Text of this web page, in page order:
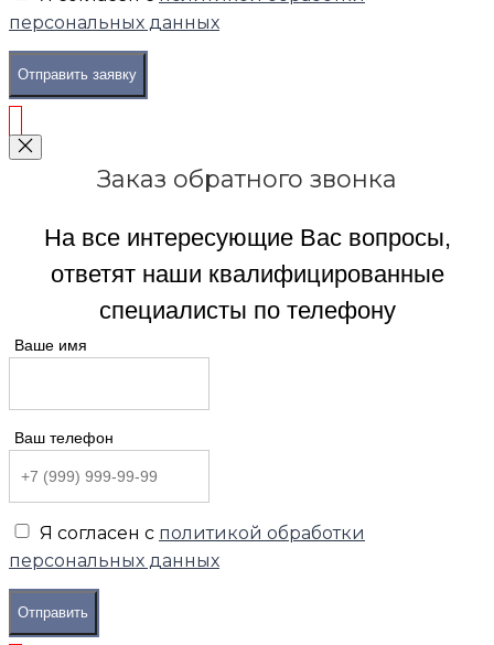
персональных данных
Отправить заявку
Заказ обратного звонка
На все интересующие Вас вопросы,
ответят наши квалифицированные
специалисты по телефону
Ваше имя
Ваш телефон
Я согласен с политикой обработки
персональных данных
Отправить